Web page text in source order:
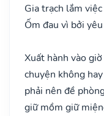
Gia trạch lắm
Ốm đau vì bởi
Xuất hành vào
chuyện không
phải nên đề
giữ mồm giữ